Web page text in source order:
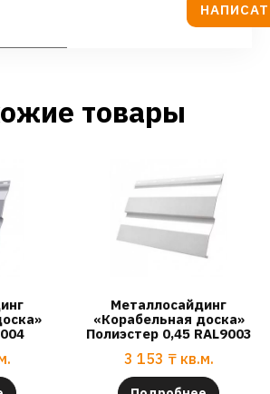
товары
Металлосайдинг
«Корабельная доска»
Полиэстер 0,45 RAL9003
3 153 ₸ кв.м.